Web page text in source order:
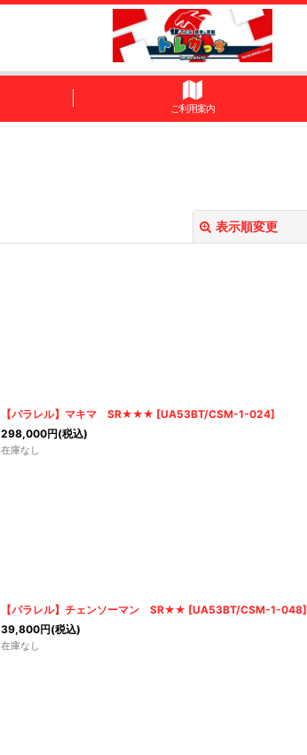
ご利用案内
表示順変更
【パラレル】マキマ SR★★★ [UA53BT/CSM-1-024]
298,000円(税込)
在庫なし
【パラレル】チェンソーマン SR★★ [UA53BT/CSM-1-048]
39,800円(税込)
在庫なし